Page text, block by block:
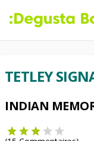
TETLEY
INDIAN